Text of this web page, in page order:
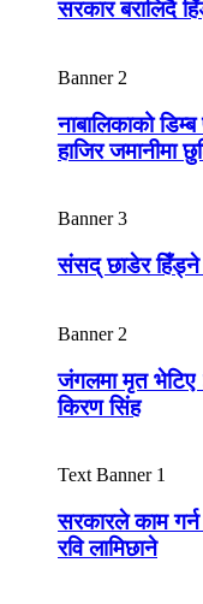
सरकार बरालिदै
Banner 2
नाबालिकाको
हाजिर जमानीमा
Banner 3
संसद् छाडेर हिँड्ने
Banner 2
जंगलमा मृत भेटिए
किरण सिंह
Text Banner 1
सरकारले काम गर्न
रवि लामिछाने